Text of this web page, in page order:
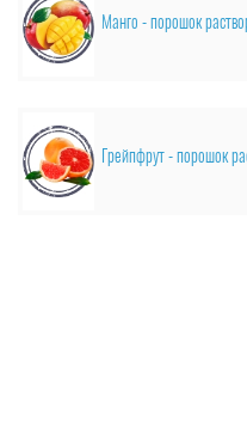
Манго - порошок
Грейпфрут - порошок